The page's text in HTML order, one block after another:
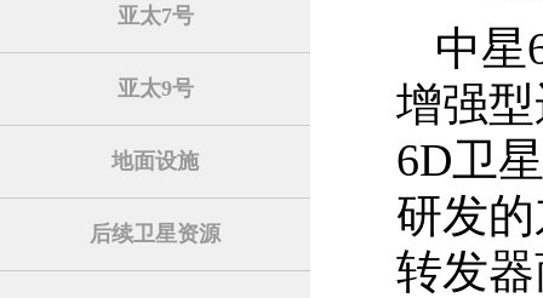
亚太7号
亚太9号
地面设施
后续卫星资源
中星
增强
6D卫
研发
转发